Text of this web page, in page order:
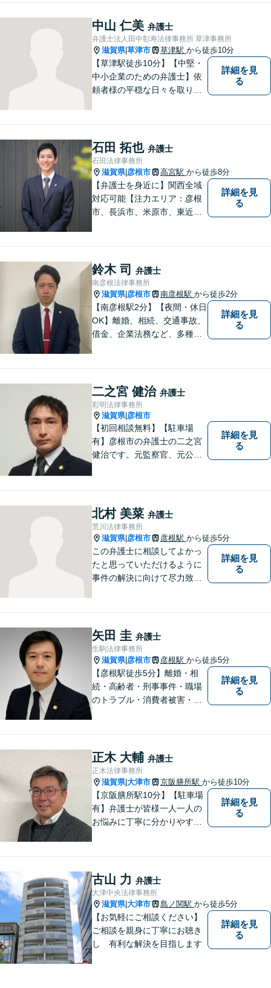
ます。お気軽にご相談くださ
い【隣接駐車場あり】
中山 仁美 弁護士
弁護士法人田中彰寿法律事務所 草津事務所
滋賀県|草津市 草津駅 から徒歩10分
【草津駅徒歩10分】【中堅・
中小企業のための弁護士】依
頼者様の平穏な日々を取り戻
て、スピード感のあるシーム
レスな対応を実現します。
詳細を見
る
石田 拓也 弁護士
石田法律事務所
滋賀県| 彦根市 高宮駅 から徒歩8分
【弁護士を身近に】関西全域
対応可能【注力エリア：彦根
市、長浜市、米原市、東近江
まに、不安を和らげベストな
解決策を提供します「迅速丁
寧」【無料相談有・駐車場完
備】【英語対応可】
詳細を見
る
鈴木 司 弁護士
南彦根法律事務所
滋賀県| 彦根市 南彦根駅 から徒歩2分
【南彦根駅2分】【夜間・休日
OK】離婚、相続、交通事故、
借金、企業法務など、多種多
をモットーに、皆様それぞれ
に合った解決を図ってまいり
ます。お気軽にご相談くださ
い。
詳細を見
る
二之宮 健治 弁護士
彩明法律事務所
滋賀県| 彦根市
【初回相談無料】【駐車場
有】彦根市の弁護士の二之宮
健治です。元監察官、元公務
トいたします。
詳細を見
る
北村 美菜 弁護士
荒川法律事務所
滋賀県| 彦根市 彦根駅 から徒歩5分
この弁護士に相談してよかっ
たと思っていただけるように
事件の解決に向けて尽力致し
詳細を見
る
矢田 圭 弁護士
生駒法律事務所
滋賀県| 彦根市 彦根駅 から徒歩5分
【彦根駅徒歩5分】離婚・相
続・高齢者・刑事事件・職場
のトラブル・消費者被害・法
詳細を見
る
正木 大輔 弁護士
正木法律事務所
滋賀県|大津市 京阪膳所駅 から徒歩10分
【京阪膳所駅10分】【駐車場
有】弁護士が皆様一人一人の
お悩みに丁寧に分かりやすく
進できることがございます。
どうぞ当事務所にご相談くだ
さい。
詳細を見
る
古山 力 弁護士
大津中央法律事務所
滋賀県|大津市 島ノ関駅 から徒歩5分
【お気軽にご相談ください】
ご相談を親身に丁寧にお聴き
し 有利な解決を目指します
詳細を見
る